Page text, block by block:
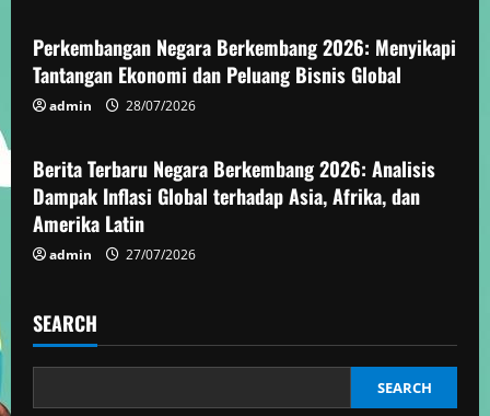
e
a
i
n
Perkembangan Negara Berkembang 2026: Menyikapi
Tantangan Ekonomi dan Peluang Bisnis Global
admin 28/07/2026
Berita Negara Berkembang
Berita Terbaru Negara Berkembang 2026: Analisis
Dampak Inflasi Global terhadap Asia, Afrika, dan
Amerika Latin
admin 27/07/2026
SEARCH
SEARCH